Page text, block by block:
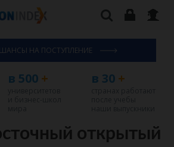
НА ПОСТУПЛЕНИЕ
в 500 + в 30+
открытый